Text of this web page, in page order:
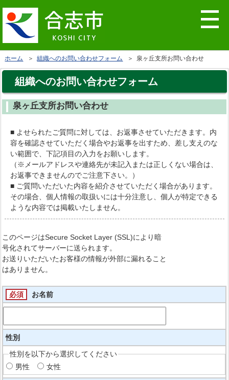
ホーム ＞組織へのお問い合わせフォーム ＞ 泉ヶ丘支所お問い合わせ
組織へのお問い合わせフォーム
泉ヶ丘支所お問い合わせ
■ よせられたご質問に対しては、お返事させていただきます。内
容を確認させていただく場合やお返事を出すため、差し支えのな
い範囲で、下記項目の入力をお願いします。
（※メールアドレスや連絡先が未記入または正しくない場合は、
お返事できませんのでご注意下さい。）
■ ご質問いただいた内容を紹介させていただく場合があります。
その場合、個人情報の取扱いには十分注意し、個人が特定できる
ような内容では掲載いたしません。
このページはSecure Socket Layer (SSL)により暗
号化されてサーバーに送られます。
お送りいただいたお客様の情報が外部に漏れること
はありません。
必須 お名前
性別
性別を以下から選択してください
男性
女性